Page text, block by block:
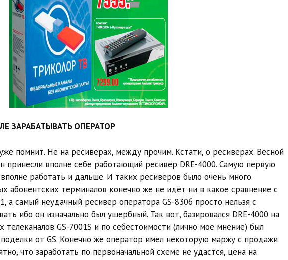
ЗАРАБАТЫВАТЬ ОПЕРАТОР
помнит. Не на ресиверах, между прочим. Кстати, о ресиверах. Весной
принесли вполне себе работающий ресивер DRE-4000. Самую первую
работать и дальше. И таких ресиверов было очень много.
абонентских терминалов конечно же не идёт ни в какое сравнение с
а самый неудачный ресивер оператора GS-8306 просто нельзя с
ибо он изначально был ущербный. Так вот, базировался DRE-4000 на
GS-7001S и по себестоимости (лично моё мнение) был
от GS. Конечно же оператор имел некоторую маржу с продажи
что заработать по первоначальной схеме не удастся, цена на